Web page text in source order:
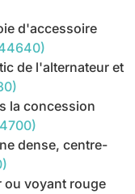
d'accessoire
de l'alternateur et
la concession
dense, centre-
ou voyant rouge